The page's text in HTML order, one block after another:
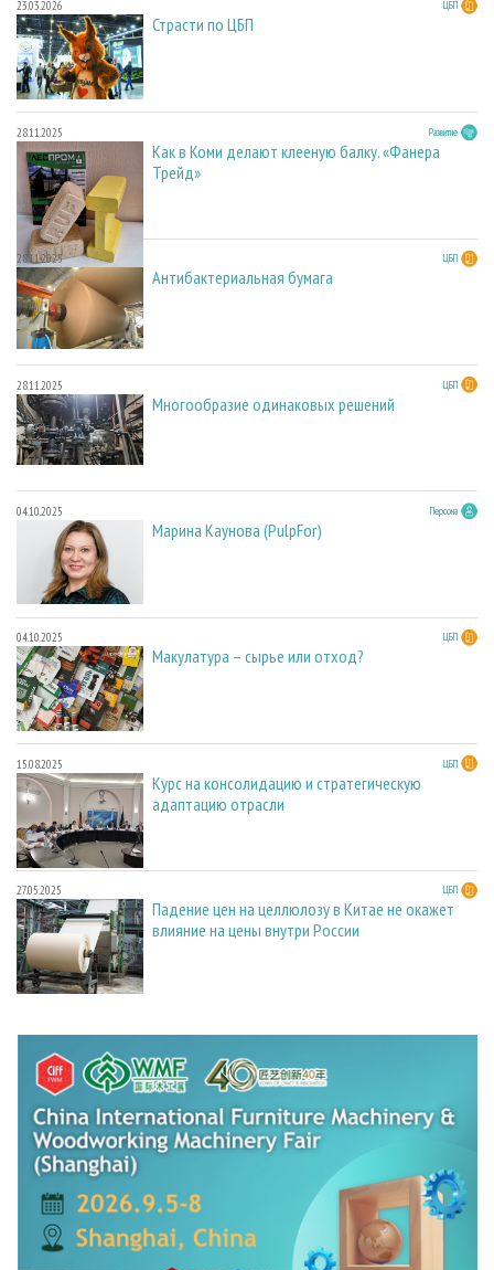
23.03.2026 ЦБП
Страсти по ЦБП
28.11.2025 Развитие
Как в Коми делают клееную балку. «Фанера
Трейд»
28.11.2025 ЦБП
Антибактериальная бумага
28.11.2025 ЦБП
Многообразие одинаковых решений
04.10.2025 Персона
Марина Каунова (PulpFor)
04.10.2025 ЦБП
Макулатура – сырье или отход?
15.08.2025 ЦБП
Курс на консолидацию и стратегическую
адаптацию отрасли
27.05.2025 ЦБП
Падение цен на целлюлозу в Китае не окажет
влияние на цены внутри России